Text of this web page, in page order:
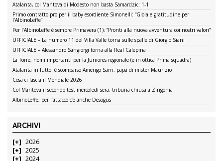
Atalanta, col Mantova di Modesto non basta Samardzic: 1-1
Primo contratto pro per il baby esordiente Simonelli: “Gioia e gratitudine per
l’AlbinoLeffe”
Per l’AlbinoLeffe è sempre Primavera (1): “Pronti alla nuova avventura coi nostri valori”
UFFICIALE – La numero 11 del Villa Valle torna sulle spalle di Giorgio Siani
UFFICIALE – Alessandro Sangiorgi torna alla Real Calepina
La Torre, nomi importanti per la Juniores regionale (e in ottica Prima squadra)
Atalanta in lutto: è scomparso Amerigo Sarri, papà di mister Maurizio
Cosa ci lascia il Mondiale 2026
Col Mantova il secondo test mercoledì sera: tribuna chiusa a Zingonia
AlbinoLeffe, per l’attacco c’è anche Desogus
ARCHIVI
2026
2025
2024